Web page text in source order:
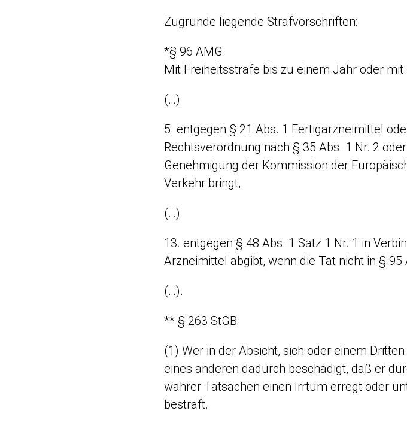
Zugrunde liegende Strafvorschriften:
*§ 96 AMG
Mit Freiheitsstrafe bis zu einem Jahr oder
(…)
5. entgegen § 21 Abs. 1 Fertigarzneimittel
Rechtsverordnung nach § 35 Abs. 1 Nr. 2
Genehmigung der Kommission der
Verkehr bringt,
(…)
13. entgegen § 48 Abs. 1 Satz 1 Nr. 1 in
Arzneimittel abgibt, wenn die Tat nicht in §
(…).
** § 263 StGB
(1) Wer in der Absicht, sich oder einem
eines anderen dadurch beschädigt, daß er
wahrer Tatsachen einen Irrtum erregt oder
bestraft.